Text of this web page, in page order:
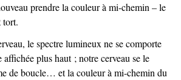
prendre la couleur à mi-chemin – le
tort.
affichée plus haut ; notre cerveau se le
de boucle… et la couleur à mi-chemin du